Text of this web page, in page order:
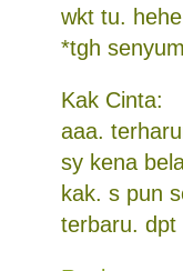
wkt tu.
*tgh
Kak Cinta:
aaa.
sy kena
kak. s pun
terbaru. dpt